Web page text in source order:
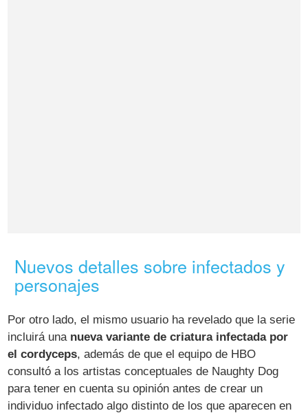
Nuevos detalles sobre infectados y
personajes
Por otro lado, el mismo usuario ha revelado que la serie
incluirá una nueva variante de criatura infectada por
el cordyceps, además de que el equipo de HBO
consultó a los artistas conceptuales de Naughty Dog
para tener en cuenta su opinión antes de crear un
individuo infectado algo distinto de los que aparecen en